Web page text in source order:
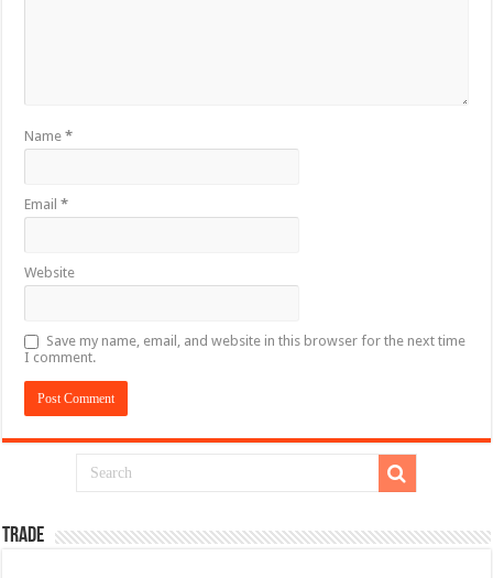
Name*
Email*
Website
Save my name, email, and website in this browser for the next time
I comment.
TRADE